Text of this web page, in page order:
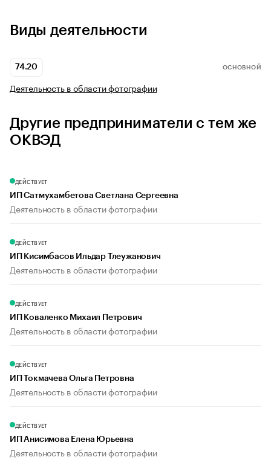
Виды деятельности
74.20 ОСНОВНОЙ
Деятельность в области фотографии
Другие предприниматели с тем же
ОКВЭД
ДЕЙСТВУЕТ
ИП Сатмухамбетова Светлана Сергеевна
Деятельность в области фотографии
ДЕЙСТВУЕТ
ИП Кисимбасов Ильдар Тлеужанович
Деятельность в области фотографии
ДЕЙСТВУЕТ
ИП Коваленко Михаил Петрович
Деятельность в области фотографии
ДЕЙСТВУЕТ
ИП Токмачева Ольга Петровна
Деятельность в области фотографии
ДЕЙСТВУЕТ
ИП Анисимова Елена Юрьевна
Деятельность в области фотографии